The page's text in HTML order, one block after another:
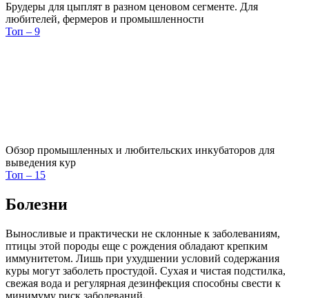
Брудеры для цыплят в разном ценовом сегменте. Для
любителей, фермеров и промышленности
Топ – 9
Обзор промышленных и любительских инкубаторов для
выведения кур
Топ – 15
Болезни
Выносливые и практически не склонные к заболеваниям,
птицы этой породы еще с рождения обладают крепким
иммунитетом. Лишь при ухудшении условий содержания
куры могут заболеть простудой. Сухая и чистая подстилка,
свежая вода и регулярная дезинфекция способны свести к
минимуму риск заболеваний.